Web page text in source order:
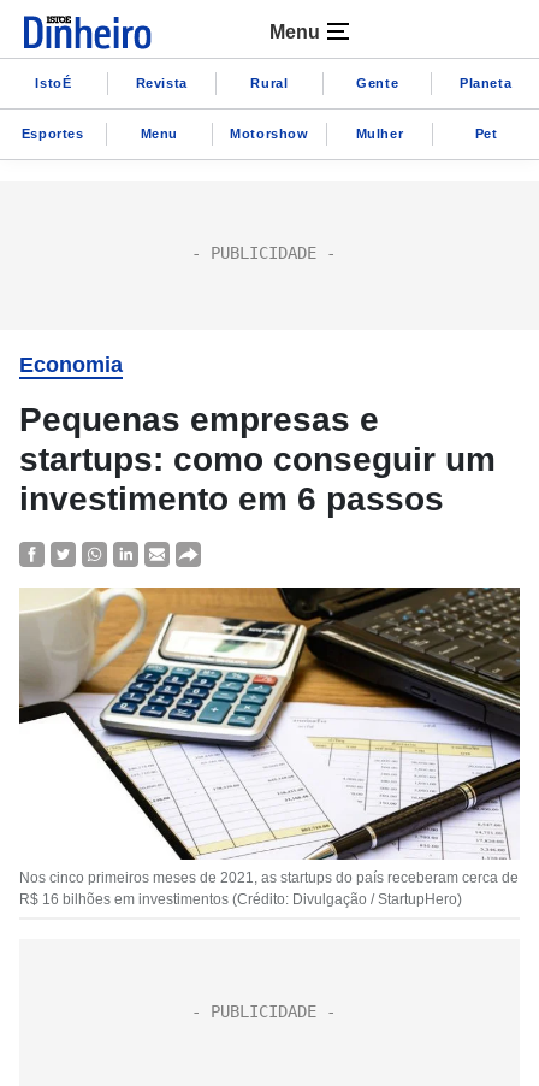
Menu
IstoÉ Revista Rural Gente Planeta
Esportes Menu Motorshow Mulher Pet
Economia
Pequenas empresas e
startups: como conseguir um
investimento em 6 passos
Nos cinco primeiros meses de 2021, as startups do país receberam cerca de
R$ 16 bilhões em investimentos (Crédito: Divulgação / StartupHero)